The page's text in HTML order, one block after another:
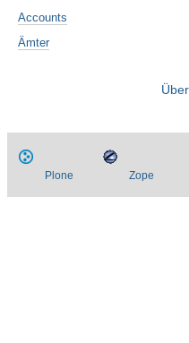
Accounts
Ämter
Plone Zope